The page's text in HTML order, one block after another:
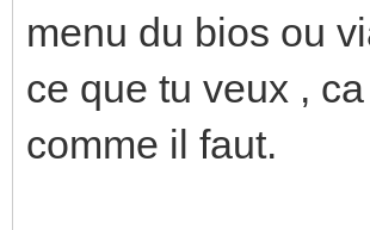
menu du bios ou
ce que tu veux ,
comme il faut.